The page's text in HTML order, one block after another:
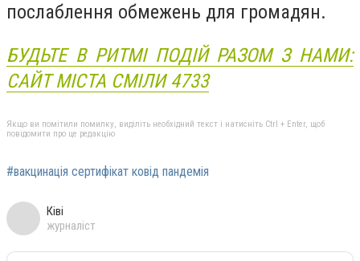
послаблення обмежень для громадян.
БУДЬТЕ В РИТМІ ПОДІЙ РАЗОМ З НАМИ:
САЙТ МІСТА СМІЛИ 4733
Якщо ви помітили помилку, виділіть необхідний текст і натисніть Ctrl + Enter, щоб
повідомити про це редакцію
#вакцинація сертифікат ковід пандемія
Ківі
журналіст